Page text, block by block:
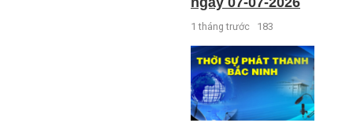
1 tháng trước 183